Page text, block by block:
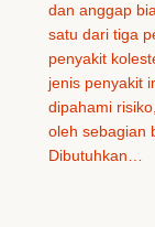
dan anggap
satu dari tiga
penyakit
jenis penyakit
dipahami
oleh sebagian
Dibutuhkan…